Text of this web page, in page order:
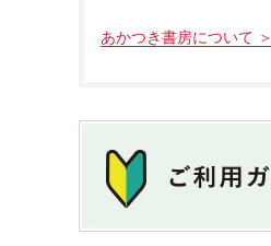
あかつき書房について ＞